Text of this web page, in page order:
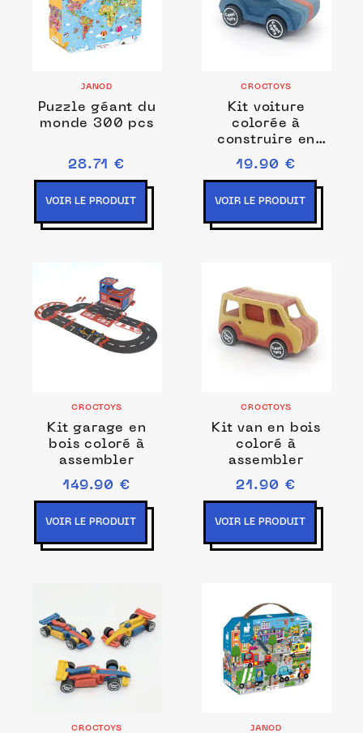
JANOD
Puzzle géant du
monde 300 pcs
28.71 €
VOIR LE PRODUIT
CROCTOYS
Kit voiture
colorée à
construire en
bois
19.90 €
VOIR LE PRODUIT
CROCTOYS
Kit garage en
bois coloré à
assembler
149.90 €
VOIR LE PRODUIT
CROCTOYS
Kit van en bois
coloré à
assembler
21.90 €
VOIR LE PRODUIT
CROCTOYS JANOD